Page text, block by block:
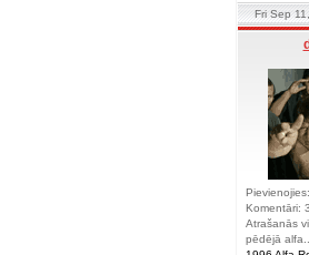
Fri Sep
Komentāri:
Atrašanās
pēdējā alfa...